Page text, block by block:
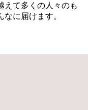
えて多くの人々のも
に届けます。